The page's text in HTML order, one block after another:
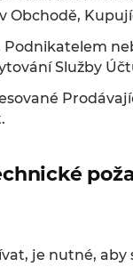
Obchodě,
Služby
je nutné, aby